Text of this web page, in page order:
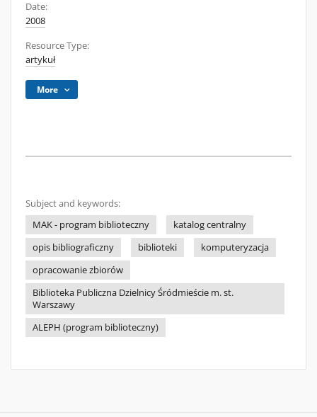
Date:
2008
Resource Type:
artykuł
More
Subject and keywords:
MAK - program biblioteczny
katalog centralny
opis bibliograficzny
biblioteki
komputeryzacja
opracowanie zbiorów
Biblioteka Publiczna Dzielnicy Śródmieście m. st.
Warszawy
ALEPH (program biblioteczny)